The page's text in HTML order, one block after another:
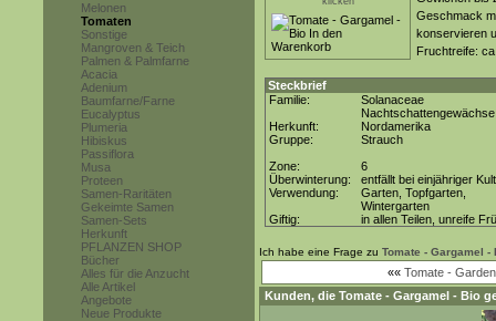
Melonen
Tomaten
Sonstige
Mangroven & Teich
Palmen & Palmfarne
Acacia
Adenium
Baumfarne/Farne
Eucalyptus
Plumeria
Hibiskus
Passiflora
Musa
Proteen
Samen-Raritäten
Gekeimte Samen
Samen-Sets
Herkunft
PFLANZEN SHOP
Bücher
Alles für die Anzucht
Alle Artikel
Angebote
Neue Produkte
Geschmack
konservieren
Fruchtreife:
Steckbrief
Familie:
Solanaceae
Nachtschattengewächse
Herkunft:
Nordamerika
Gruppe:
Strauch
Zone:
6
Überwinterung:
entfällt bei einjähriger
Verwendung:
Garten, Topfgarten,
Wintergarten
Giftig:
in allen Teilen, unreife
Ich habe eine Frage zu Tomate - Gargamel -
«« Tomate -
Kunden, die Tomate - Gargamel - Bio